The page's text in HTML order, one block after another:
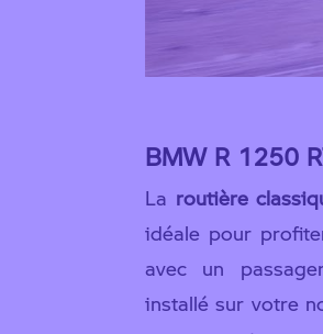
BMW R 1250
La routière
idéale pour
avec un
installé sur votre